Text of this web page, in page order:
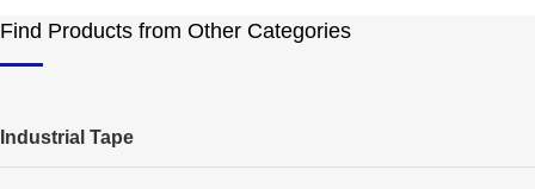
Find Products from Other Categories
Industrial Tape